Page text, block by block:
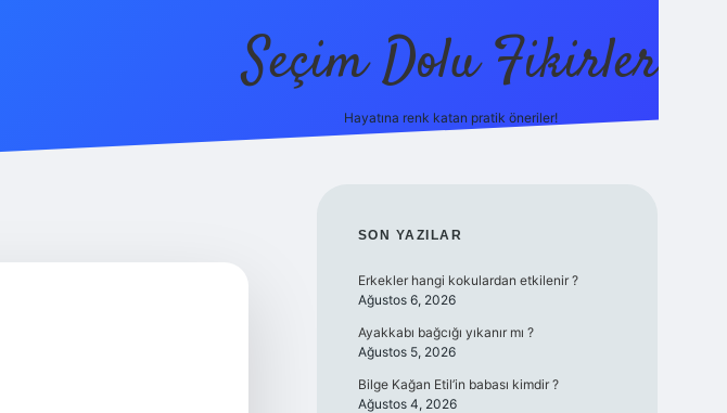
Seçim Dolu Fikirler
Hayatına renk katan pratik öneriler!
SIDEBAR
SON YAZILAR
Erkekler hangi kokulardan etkilenir ?
Ağustos 6, 2026
Ayakkabı bağcığı yıkanır mı ?
Ağustos 5, 2026
Bilge Kağan Etil’in babası kimdir ?
Ağustos 4, 2026